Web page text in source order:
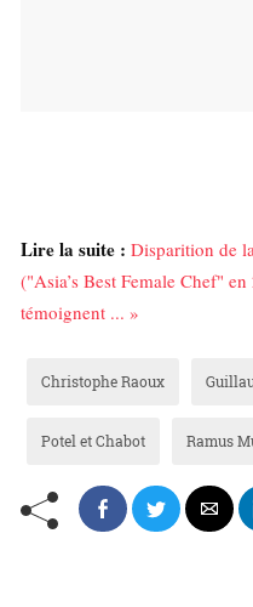
Lire la suite : Disparition de
("Asia’s Best Female Chef"
témoignent ... »
Christophe Raoux
Potel et Chabot Ramus